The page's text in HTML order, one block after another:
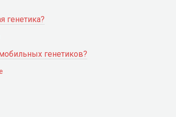
генетика?
генетиков?